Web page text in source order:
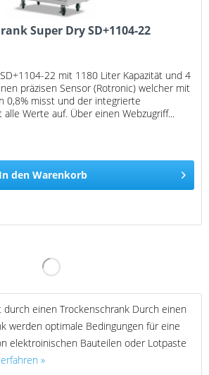
Super Dry SD+1104-22
22 mit 1180 Liter Kapazität und 4
präzisen Sensor (Rotronic) welcher mit
0,8% misst und der integrierte
Werte auf. Über einen Webzugriff...
In den Warenkorb
durch einen Trockenschrank Durch einen
werden optimale Bedingungen für eine
elektroinischen Bauteilen oder Lotpaste
»